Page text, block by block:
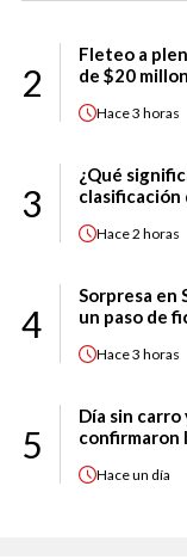
2
Fleteo a
de $20
Hace3 horas
3
¿Qué
clasificación
Hace2 horas
4
Sorpresa en
un paso de
Hace3 horas
5
Día sin
confirmaron
Haceun día